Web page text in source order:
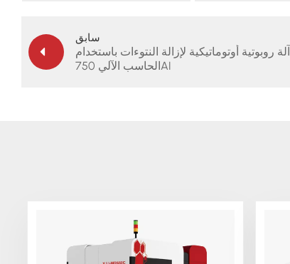
سابق
آلة روبوتية أوتوماتيكية لإزالة النتوءات باستخدام
الحاسب الآلي 750AI